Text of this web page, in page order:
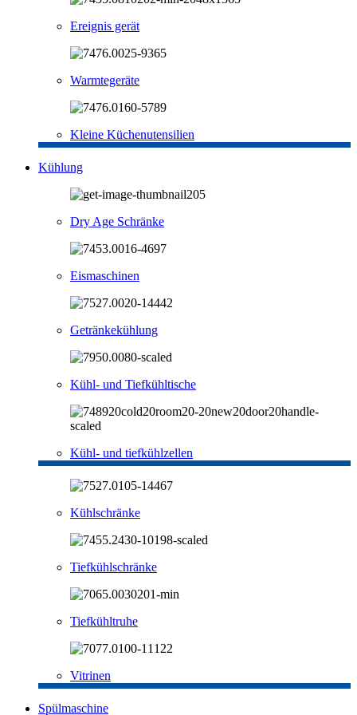
Ereignis gerät
Warmtegeräte
Kleine Küchenutensilien
Kühlung
Dry Age Schränke
Eismaschinen
Getränkekühlung
Kühl- und Tiefkühltische
Kühl- und tiefkühlzellen
Kühlschränke
Tiefkühlschränke
Tiefkühltruhe
Vitrinen
Spülmaschine